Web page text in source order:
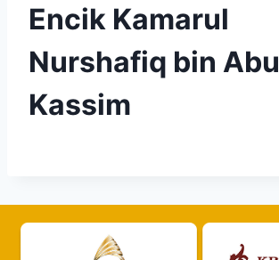
Encik Kamarul
Nurshafiq bin Abu
Kassim